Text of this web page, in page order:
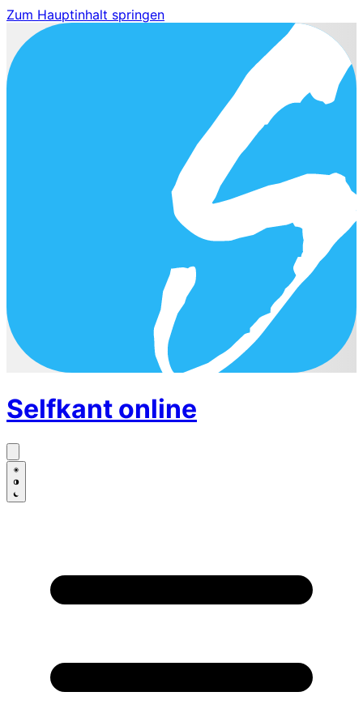
Zum Hauptinhalt springen
Selfkant online